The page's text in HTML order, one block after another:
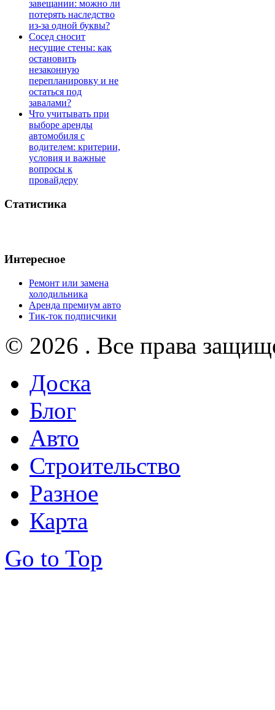
завещании: можно ли
потерять наследство
из-за одной буквы?
Сосед сносит
несущие стены: как
остановить
незаконную
перепланировку и не
остаться под
завалами?
Что учитывать при
выборе аренды
автомобиля с
водителем: критерии,
условия и важные
вопросы к
провайдеру
Статистика
Интересное
Ремонт или замена
холодильника
Аренда премиум авто
Тик-ток подписчики
© 2026 . Все права
Доска
Блог
Авто
Строительство
Разное
Карта
Go to Top